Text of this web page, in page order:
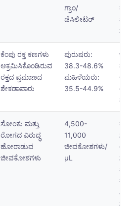
ಗ್ರಾಂ/
ಡೆಸಿಲೀಟರ್
ಹೆಚ್ಚಿನ
ಕೆಂಪು ರಕ್ತ ಕಣಗಳು
ಆಕ್ರಮಿಸಿಕೊಂಡಿರುವ
ರಕ್ತದ ಪ್ರಮಾಣದ
ಶೇಕಡಾವಾರು
ಪುರುಷರು:
38.3-48.6%
ಮಹಿಳೆಯರು:
35.5-44.9%
ಮತ್ತು
ಕಣಗಳ
ಸೋಂಕು ಮತ್ತು
ರೋಗದ ವಿರುದ್ಧ
ಹೋರಾಡುವ
ಜೀವಕೋಶಗಳು
4,500-
11,000
ಜೀವಕೋಶಗಳು/
μL
ಹೆಚ್ಚಿನ